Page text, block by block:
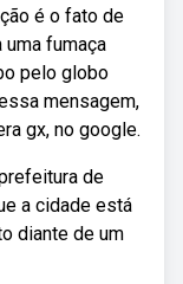
é o fato de
uma fumaça
pelo globo
mensagem,
gx, no google.
de
a cidade está
diante de um